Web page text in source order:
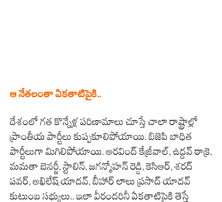
ఆ నేతలంతా ఏకతాటిపైకి..
దేశంలో గత కొన్నేళ్ల పరిణామాలు చూస్తే చాలా రాష్ట్రాల్లో
ప్రాంతీయ పార్టీలు కుప్పకూలిపోయాయి. బిజెపి బాధిత
పార్టీలుగా మిగిలిపోయాయి. అరవింద్ కేజ్రీవాల్, ఉద్దవ్ ఠాక్రె,
మమతా బెనర్జీ, స్టాలిన్, జగన్మోహన్ రెడ్డి, కెసిఆర్, శరద్
పవర్, అఖిలేష్ యాదవ్, బీహార్ లాలు ప్రసాద్ యాదవ్
కుటుంబ సభ్యులు.. ఇలా వీరందరినీ ఏకతాటిపైకి తెస్తే